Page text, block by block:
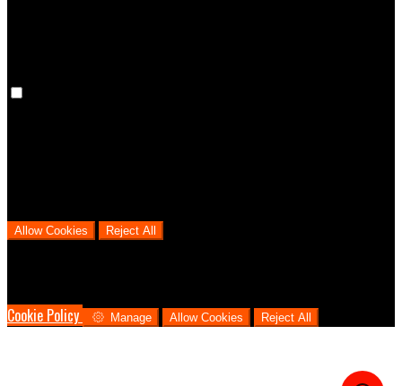
Allow Cookies Reject All
Cookie Policy
Manage Allow Cookies Reject All